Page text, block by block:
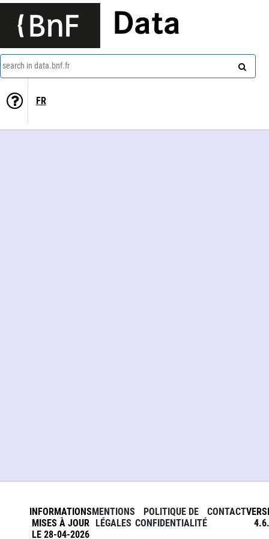
Data
search in data.bnf.fr
FR
INFORMATIONS
MISES À JOUR
LE 28-04-2026
MENTIONS
LÉGALES
POLITIQUE DE
CONFIDENTIALITÉ
CONTACT